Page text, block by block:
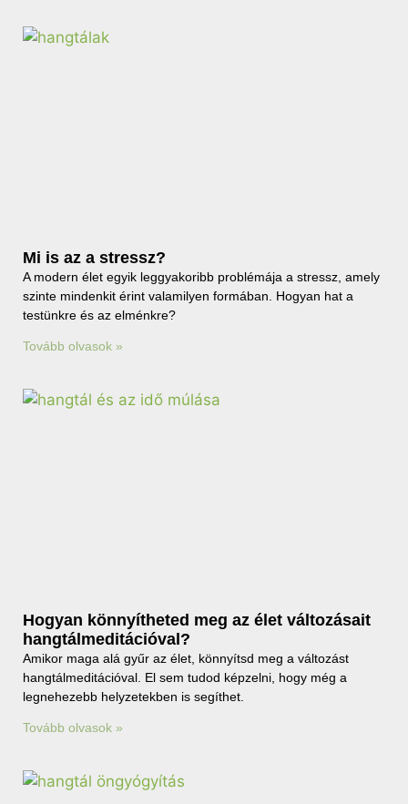
Mi is az a stressz?
A modern élet egyik leggyakoribb problémája a stressz, amely
szinte mindenkit érint valamilyen formában. Hogyan hat a
testünkre és az elménkre?
Tovább olvasok »
Hogyan könnyítheted meg az élet változásait
hangtálmeditációval?
Amikor maga alá gyűr az élet, könnyítsd meg a változást
hangtálmeditációval. El sem tudod képzelni, hogy még a
legnehezebb helyzetekben is segíthet.
Tovább olvasok »